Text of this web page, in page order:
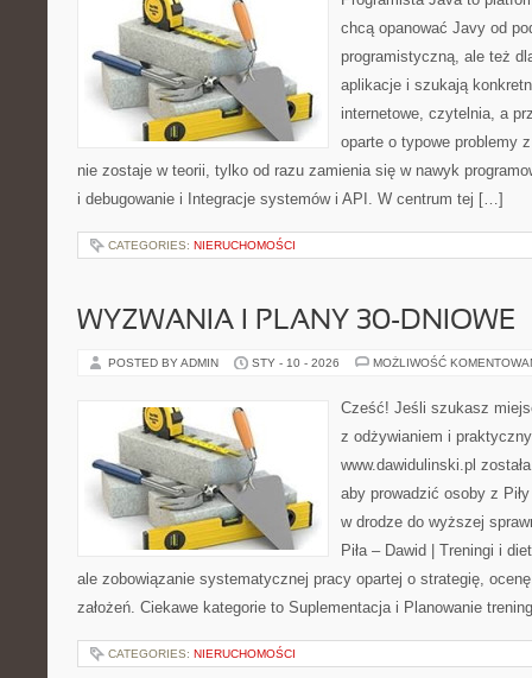
chcą opanować Javy od
programistyczną, ale też
aplikacje i szukają
internetowe, czytelnia, a
oparte o typowe problemy
nie zostaje w teorii, tylko od razu zamienia się w nawyk
i debugowanie i Integracje systemów i API. W centrum tej […]
CATEGORIES: NIERUCHOMOŚCI
WYZWANIA I PLANY 30-DNIOWE
POSTED BY ADMIN STY - 10 - 2026 MOŻLIWOŚĆ
Cześć! Jeśli szukasz
z odżywianiem i
www.dawidulinski.pl
aby prowadzić osoby z
w drodze do wyższej
Piła – Dawid | Treningi i
ale zobowiązanie systematycznej pracy opartej o strategię,
założeń. Ciekawe kategorie to Suplementacja i Planowanie
CATEGORIES: NIERUCHOMOŚCI